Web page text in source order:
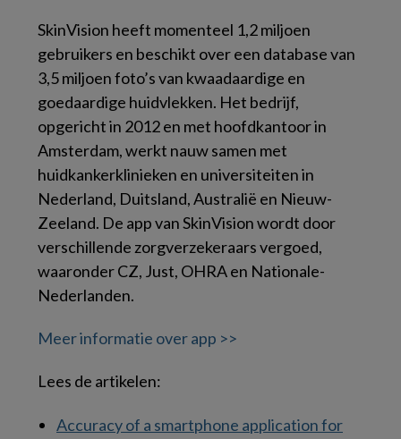
SkinVision heeft momenteel 1,2 miljoen
gebruikers en beschikt over een database van
3,5 miljoen foto’s van kwaadaardige en
goedaardige huidvlekken. Het bedrijf,
opgericht in 2012 en met hoofdkantoor in
Amsterdam, werkt nauw samen met
huidkankerklinieken en universiteiten in
Nederland, Duitsland, Australië en Nieuw-
Zeeland. De app van SkinVision wordt door
verschillende zorgverzekeraars vergoed,
waaronder CZ, Just, OHRA en Nationale-
Nederlanden.
Meer informatie over app >>
Lees de artikelen:
Accuracy of a smartphone application for